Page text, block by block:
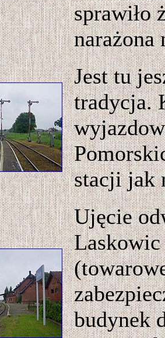
sprawiło
narażona
Jest tu
tradycja.
stacji jak
Ujęcie
budynek